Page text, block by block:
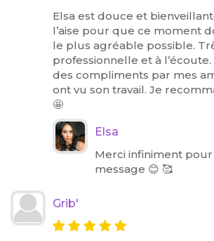
Elsa est douce et
l’aise pour que ce moment
le plus agréable possible.
professionnelle et à l’écoute.
des compliments par mes
ont vu son travail. Je
🤩
Elsa
Merci infiniment pour
message 😊 🥰
Grib'